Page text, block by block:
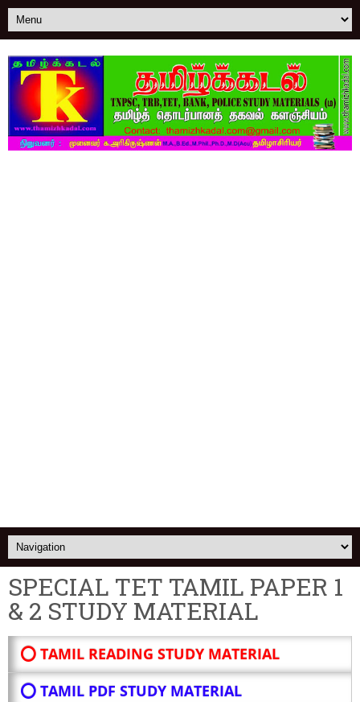
SPECIAL TET TAMIL PAPER 1
& 2 STUDY MATERIAL
⭕ TAMIL READING STUDY MATERIAL
⭕ TAMIL PDF STUDY MATERIAL